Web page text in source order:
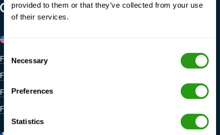
provided to them or that they’ve collected from your use
of their services.
Selection
Necessary
Preferences
Statistics
ONZE LOCATIES
FMTC M&A Nieuw Iberia
FMTC M&A Houma
FMTC M&A Houston
FMTC M&A Lafayette